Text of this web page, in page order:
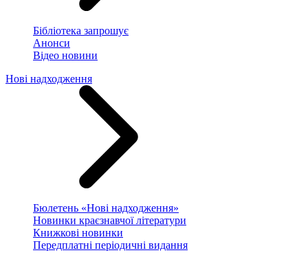
Бібліотека запрошує
Анонси
Відео новини
Нові надходження
Бюлетень «Нові надходження»
Новинки краєзнавчої літератури
Книжкові новинки
Передплатні періодичні видання